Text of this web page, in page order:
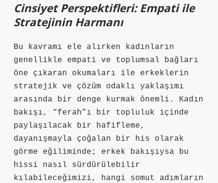
Cinsiyet Perspektifleri: Empati ile
Stratejinin Harmanı
Bu kavramı ele alırken kadınların
genellikle empati ve toplumsal bağları
öne çıkaran okumaları ile erkeklerin
stratejik ve çözüm odaklı yaklaşımı
arasında bir denge kurmak önemli. Kadın
bakışı, “ferah”ı bir topluluk içinde
paylaşılacak bir hafifleme,
dayanışmayla çoğalan bir his olarak
görme eğiliminde; erkek bakışıysa bu
hissi nasıl sürdürülebilir
kılabileceğimizi, hangi somut adımların